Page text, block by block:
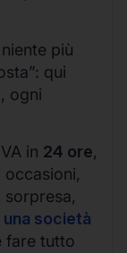
più
qui
ogni
in 24 ore,
sorpresa,
società
fare tutto